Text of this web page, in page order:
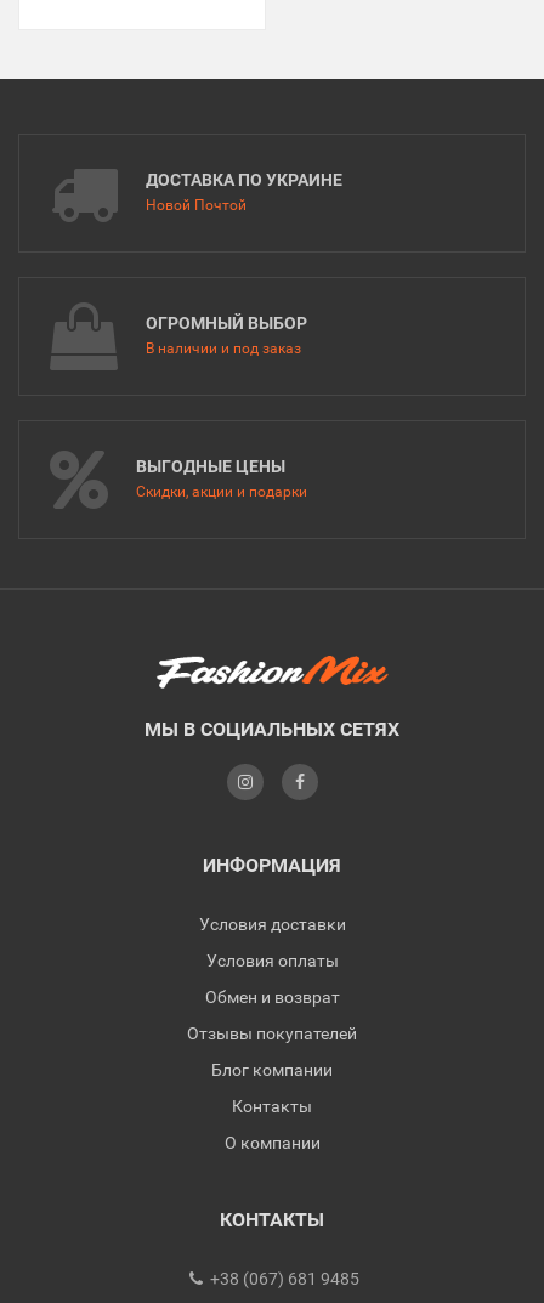
ДОСТАВКА ПО УКРАИНЕ
Новой Почтой
ОГРОМНЫЙ ВЫБОР
В наличии и под заказ
ВЫГОДНЫЕ ЦЕНЫ
Скидки, акции и подарки
МЫ В СОЦИАЛЬНЫХ СЕТЯХ
ИНФОРМАЦИЯ
Условия доставки
Условия оплаты
Обмен и возврат
Отзывы покупателей
Блог компании
Контакты
О компании
КОНТАКТЫ
+38 (067) 681 9485